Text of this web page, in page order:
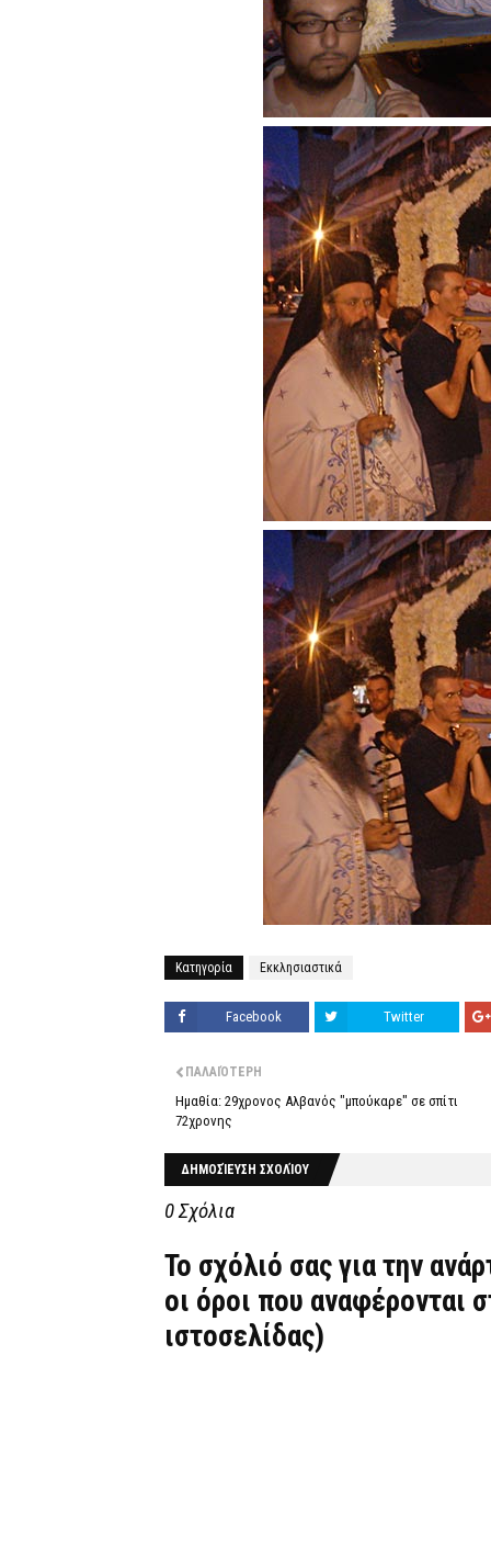
Κατηγορία Εκκλησιαστικά
Facebook Twitter
ΠΑΛΑΙΌΤΕΡΗ
Ημαθία: 29χρονος Αλβανός "μπούκαρε" σε σπίτι
72χρονης
ΔΗΜΟΣΊΕΥΣΗ ΣΧΟΛΊΟΥ
0 Σχόλια
Το σχόλιό σας για την
οι όροι που αναφέρονται
ιστοσελίδας)